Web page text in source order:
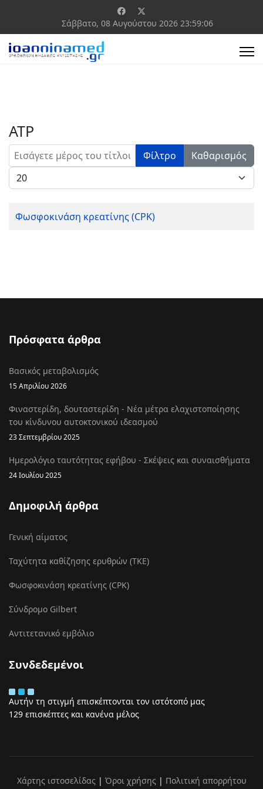
Σάββατο, 08 Αυγούστου 2026 23:59:06
ΑΤΡ
Εισάγετε μέρος του τίτλου. Φίλτρο
Καθαρισμός
Εμφάνιση #
Φωσφοκινάση κρεατίνης (CPK)
Πρόσφατα άρθρα
Βασικός μεταβολισμός
15 Απριλίου 2026
Φιναστερίδη, δουταστερίδη - Νέα μέτρα ελαχιστοποίησης
του κίνδυνου αυτοκτονικού ιδεασμού
23 Σεπτεμβρίου 2025
Ημερολόγιο ταυτότητας εφήβου - Σκέψεις και συναισθήματα
24 Ιουλίου 2025
Δημοφιλή άρθρα
Γενική αίματος
Ταχύτητα καθίζησης ερυθρών (ΤΚΕ)
Φωσφοκινάση κρεατίνης (CPK)
Σύνδρομο Gilbert
Αντιτετανικό εμβόλιο
Συνδεδεμένοι
Αυτήν τη στιγμή επισκέπτονται τον ιστότοπό μας
129 επισκέπτες και κανένα μέλος
Χάρτης ιστοσελίδας| Όροι χρήσης| Πολιτική απορρήτου